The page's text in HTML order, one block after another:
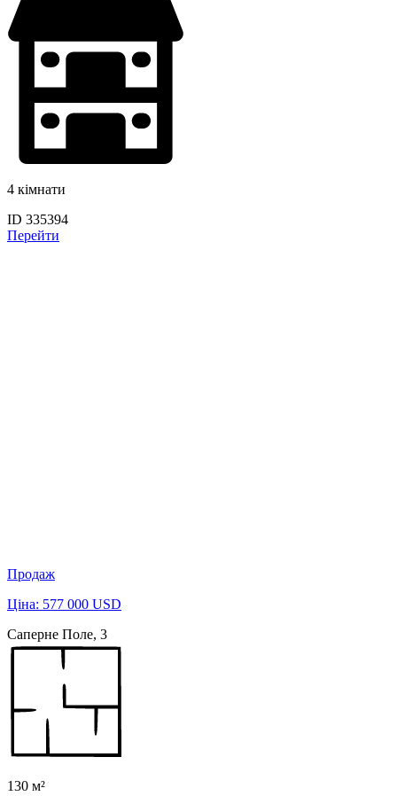
4 кімнати
ID 335394
Перейти
Продаж
Ціна: 577 000 USD
Саперне Поле, 3
130 м²